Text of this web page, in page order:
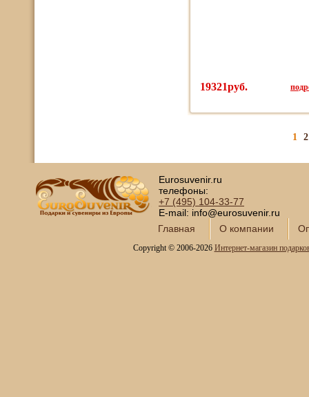
19321руб.
1 2
Eurosuvenir.ru
телефоны:
+7 (495) 104-33-77
E-mail: info@eurosuvenir.ru
Главная
О компании
Copyright © 2006-2026 Интернет-магазин